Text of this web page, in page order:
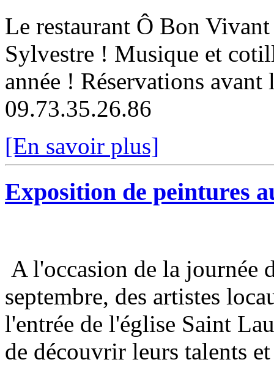
Le restaurant Ô Bon
Sylvestre ! Musique et
année ! Réservations avant
09.73.35.26.86
[En savoir plus]
Exposition de peintures
A l'occasion de la journée
septembre, des artistes
l'entrée de l'église Saint
de découvrir leurs talents